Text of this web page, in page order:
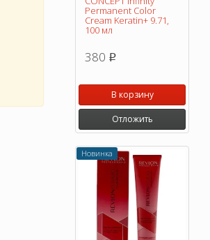
Permanent Color
Cream Keratin+ 9.71,
100 мл
380 p
В корзину
Отложить
Новинка